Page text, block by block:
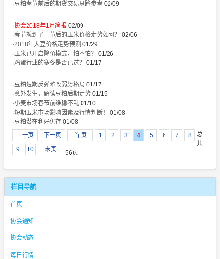
· 豆粕春节前后的期货交易思路参考 02/09
·协会2018年1月简报 02/09
·春节就到了 节后的玉米价格走势如何？
02/06
·2018年大豆价格走势预测 01/29
·玉米已开启降价模式，怕不怕？
01/26
·鸡蛋行业的寒冬是否已过？ 01/17
· 豆粕短期反弹难改弱势格局 01/17
·意外发生，解读豆粕后期走势 01/15
·小麦市场春节前维稳不乱 01/10
·短期玉米市场影响因素及行情判断！
01/08
· 豆粕潜在利好仍存 01/08
上一页
下一页 首 页 1 2 3 4 5 6 7 8
9 10 末页
总
共
56页
栏目导航
首页
协会通知
协会动态
每日行情